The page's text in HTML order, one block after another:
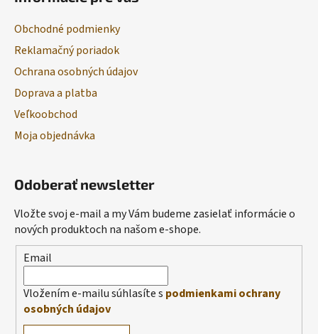
Obchodné podmienky
Reklamačný poriadok
Ochrana osobných údajov
Doprava a platba
Veľkoobchod
Moja objednávka
Odoberať newsletter
Vložte svoj e-mail a my Vám budeme zasielať informácie o
nových produktoch na našom e-shope.
Email
Vložením e-mailu súhlasíte s podmienkami ochrany
osobných údajov